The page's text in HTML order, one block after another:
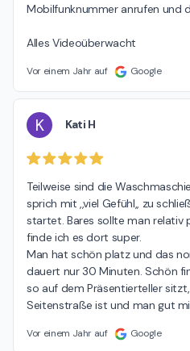
Mobilfunknummer anrufen und
Alles Videoüberwacht
Vor einem Jahr auf Google
K Kati H
Teilweise sind die
sprich mit ,,viel Gefühl,, zu
startet. Bares sollte man relativ
finde ich es dort super.
Man hat schön platz und das
dauert nur 30 Minuten. Schön
so auf dem Präsentierteller
Seitenstraße ist und man gut
Vor einem Jahr auf Google